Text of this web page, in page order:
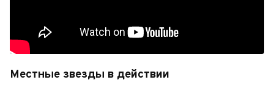
Местные звезды в действии